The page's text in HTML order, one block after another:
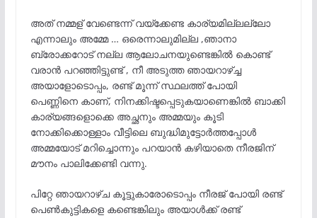
അത് നമ്മള് വേണ്ടെന്ന് വയ്ക്കേണ്ട കാര്യമില്ലല്ലോ
എന്നാലും അമ്മേ … ഒരെന്നാലുമില്ല ,ഞാനാ
ബ്രോക്കറോട് നല്ല ആലോചനയുണ്ടെങ്കിൽ കൊണ്ട്
വരാൻ പറഞ്ഞിട്ടുണ്ട് , നീ അടുത്ത ഞായറാഴ്ച്ച
അയാളോടൊപ്പം, രണ്ട് മൂന്ന് സ്ഥലത്ത് പോയി
പെണ്ണിനെ കാണ്, നിനക്കിഷ്ടപ്പെടുകയാണെങ്കിൽ ബാക്കി
കാര്യങ്ങളൊക്കെ അച്ഛനും അമ്മയും കൂടി
നോക്കിക്കൊള്ളാം വീട്ടിലെ ബുദ്ധിമുട്ടോർത്തപ്പോൾ
അമ്മയോട് മറിച്ചൊന്നും പറയാൻ കഴിയാതെ നീരജിന്
മൗനം പാലിക്കേണ്ടി വന്നു.
പിറ്റേ ഞായറാഴ്ച കൂട്ടുകാരോടൊപ്പം നീരജ് പോയി രണ്ട്
പെൺകുട്ടികളെ കണ്ടെങ്കിലും അയാൾക്ക് രണ്ട്